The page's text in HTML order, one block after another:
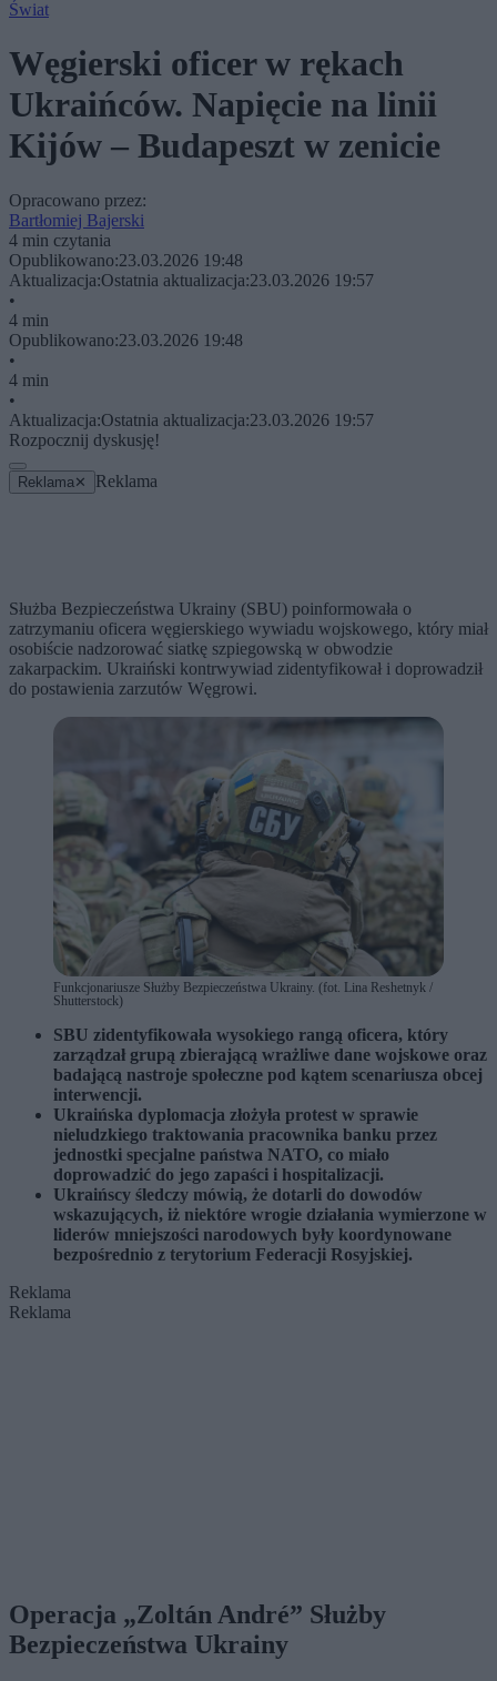
Świat
Węgierski oficer w rękach
Ukraińców. Napięcie na linii
Kijów – Budapeszt w zenicie
Opracowano przez:
Bartłomiej Bajerski
4 min czytania
Opublikowano:23.03.2026 19:48
Aktualizacja:Ostatnia aktualizacja:23.03.2026 19:57
•
4 min
Opublikowano:23.03.2026 19:48
•
4 min
•
Aktualizacja:Ostatnia aktualizacja:23.03.2026 19:57
Rozpocznij dyskusję!
Reklama ✕ Reklama
Służba Bezpieczeństwa Ukrainy (SBU) poinformowała o
zatrzymaniu oficera węgierskiego wywiadu wojskowego, który miał
osobiście nadzorować siatkę szpiegowską w obwodzie
zakarpackim. Ukraiński kontrwywiad zidentyfikował i doprowadził
do postawienia zarzutów Węgrowi.
Funkcjonariusze Służby Bezpieczeństwa Ukrainy. (fot. Lina Reshetnyk /
Shutterstock)
SBU zidentyfikowała wysokiego rangą oficera, który
zarządzał grupą zbierającą wrażliwe dane wojskowe oraz
badającą nastroje społeczne pod kątem scenariusza obcej
interwencji.
Ukraińska dyplomacja złożyła protest w sprawie
nieludzkiego traktowania pracownika banku przez
jednostki specjalne państwa NATO, co miało
doprowadzić do jego zapaści i hospitalizacji.
Ukraińscy śledczy mówią, że dotarli do dowodów
wskazujących, iż niektóre wrogie działania wymierzone w
liderów mniejszości narodowych były koordynowane
bezpośrednio z terytorium Federacji Rosyjskiej.
Reklama
Reklama
Operacja „Zoltán André” Służby
Bezpieczeństwa Ukrainy